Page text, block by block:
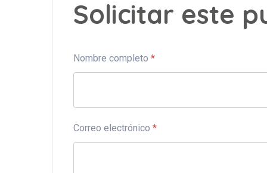
Solicitar este
Nombre completo *
Correo electrónico *